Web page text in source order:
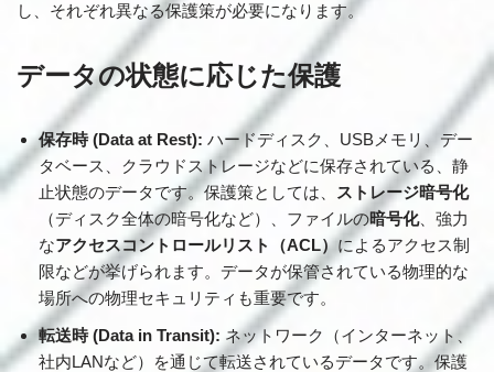
し、それぞれ異なる保護策が必要になります。
データの状態に応じた保護
保存時 (Data at Rest): ハードディスク、USBメモリ、デー
タベース、クラウドストレージなどに保存されている、静
止状態のデータです。保護策としては、
ストレージ暗号化
（ディスク全体の暗号化など）、ファイルの暗号化、強力
なアクセスコントロールリスト（ACL）によるアクセス制
限などが挙げられます。データが保管されている物理的な
場所への物理セキュリティも重要です。
転送時 (Data in Transit): ネットワーク（インターネット、
社内LANなど）を通じて転送されているデータです。保護